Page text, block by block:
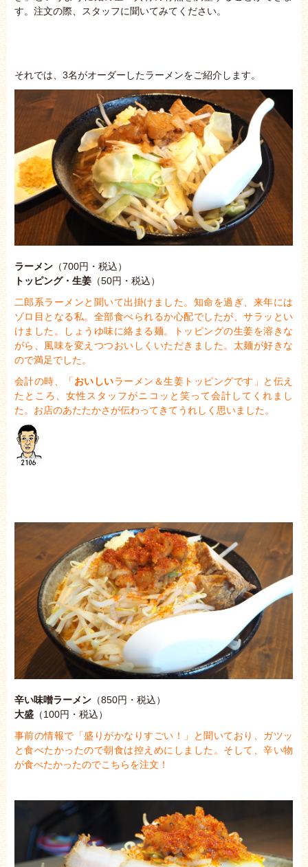
す。注文の際、スタッフに聞いてみてください。
それでは、3名がオーダーしたラーメンをご紹介します。
ラーメン （700円・税込）
トッピング・生姜 （50円・税込）
二郎系ラーメンと聞いて出掛けました。 知命を過ぎ、来年には
ゾロ目となる私。 全部食べられるか心配でしたが、サラッとい
けました。
しょうゆ味に絡まる麺。
トッピングの生姜を溶きな
がら、風味を変えつつおいしくいただきました。 太麺が好きな
ので満足でした。
会計の時、「 おいしいラーメン＆生姜トッピングです」と伝え
たところ、女性スタッフがニコッと笑って会計してくれまし
た。 お店のあたたかさが伝わってきてうれしく思いました。
辛い味噌ラーメン （850円・税込）
大盛 （100円・税込）
事前の情報で「盛りがかなりすごい！」と聞いており、 ガツッ
と食べたかったので朝食は控えめにしました。 そして、辛い物
が食べたかったのでこちらを注文！